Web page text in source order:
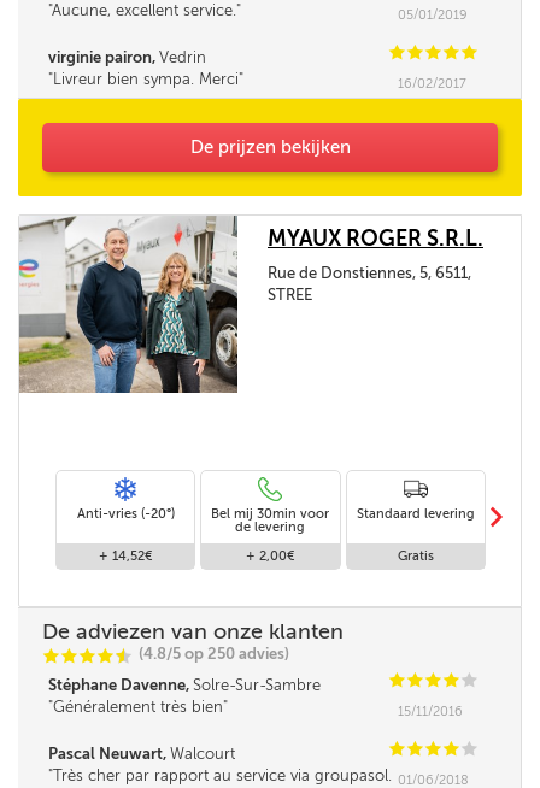
Aucune, excellent service.
05/01/2019
virginie pairon, Vedrin CCCCC
Livreur bien sympa. Merci
16/02/2017
De prijzen bekijken
MYAUX ROGER S.R.L.
Rue de Donstiennes, 5, 6511,
STREE
Anti-vries (-20°)
+ 14,52€
Bel mij 30min voor
de levering
+ 2,00€
Standaard levering
Gratis
m
De adviezen van onze klanten
CCCCi
@ (4.8/5 op 250 advies)
Stéphane Davenne, Solre-Sur-Sambre CCCC C
Généralement très bien
15/11/2016
Pascal Neuwart, Walcourt CCCC C
Très cher par rapport au service via groupasol. 01/06/2018